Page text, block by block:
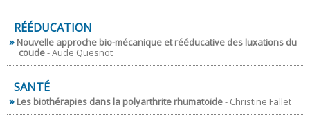
RÉÉDUCATION
Nouvelle approche bio-mécanique et rééducative des luxations du
coude- Aude Quesnot
SANTÉ
Les biothérapies dans la polyarthrite rhumatoïde- Christine Fallet